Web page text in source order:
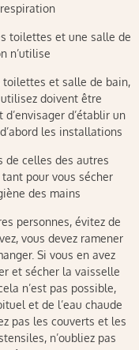
toilettes et une salle de
n’utilise
toilettes et salle de bain,
doivent être
d’établir un
les installations
de celles des autres
pour vous sécher
des mains
personnes, évitez de
vous devez ramener
Si vous en avez
et sécher la vaisselle
n’est pas possible,
et de l’eau chaude
pas les couverts et les
n’oubliez pas